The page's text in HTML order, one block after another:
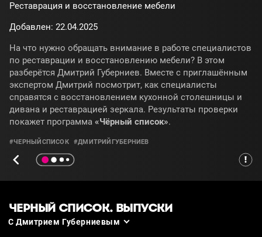
Реставрация и восстановление мебели
Добавлен: 22.04.2025
На что нужно обращать внимание в работе специалистов
по реставрации и восстановлению мебели? В этом
разберётся Дмитрий Губерниев. Вместе с приглашённым
экспертом Дмитрий посмотрит, как специалисты
справятся с восстановлением кухонной столешницы и
дивана и реставрацией зеркала. Результаты проверки
покажет программа «Чёрный список».
#ЧЕРНЫЙСПИСОК #ДМИТРИЙГУБЕРНИЕВ
ЧЕРНЫЙ СПИСОК. ВЫПУСКИ
С Дмитрием Губерниевым